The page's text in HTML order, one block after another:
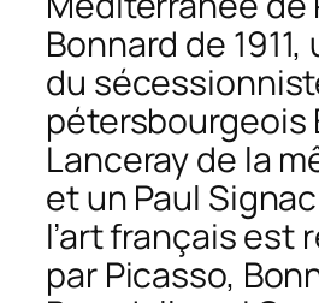
Bonnard de
du
pétersbourgeois
Lanceray de la
et un Paul Signac
l’art français est
par Picasso,